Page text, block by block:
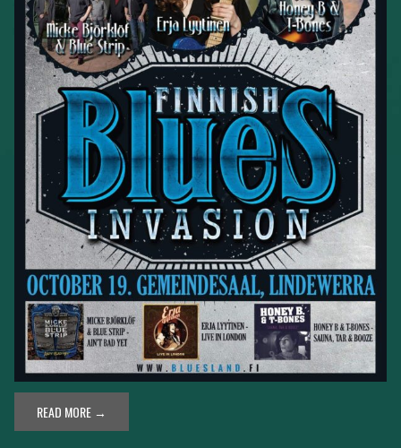
READ MORE →